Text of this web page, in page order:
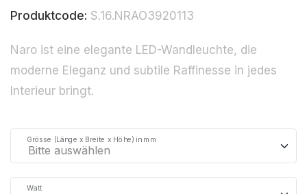
Produktcode: S.16.NRAO3920113
Naro ist eine elegante LED-Wandleuchte, die
moderne Eleganz und subtile Raffinesse in jedes
Interieur bringt.
Grösse (Länge x Breite x Höhe) in mm
Watt